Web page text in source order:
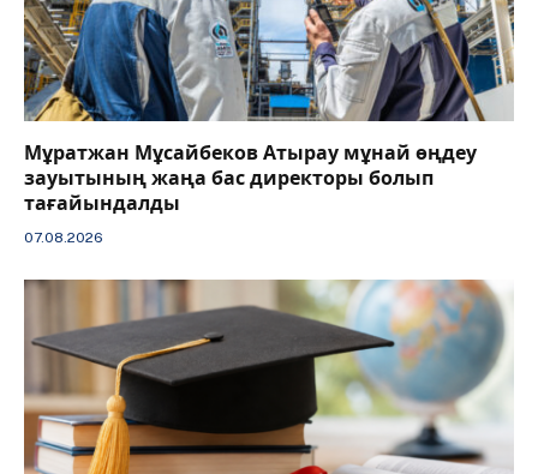
Мұратжан Мұсайбеков Атырау мұнай өңдеу
зауытының жаңа бас директоры болып
тағайындалды
07.08.2026